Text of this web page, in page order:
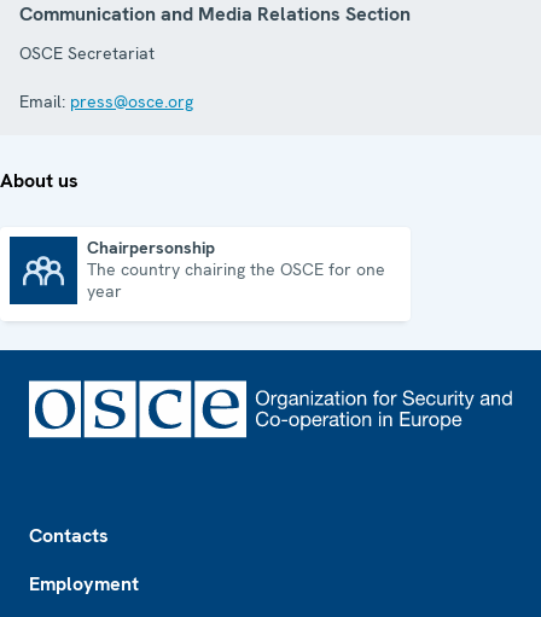
Communication and Media Relations Section
OSCE Secretariat
Email: press@osce.org
About us
Chairpersonship
The country chairing the OSCE for one
year
Contacts
Employment